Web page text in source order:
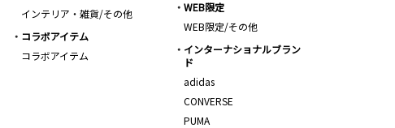
インテリア・雑貨/その他
WEB限定
WEB限定/その他
コラボアイテム
コラボアイテム
インターナショナルブラン
ド
adidas
CONVERSE
PUMA